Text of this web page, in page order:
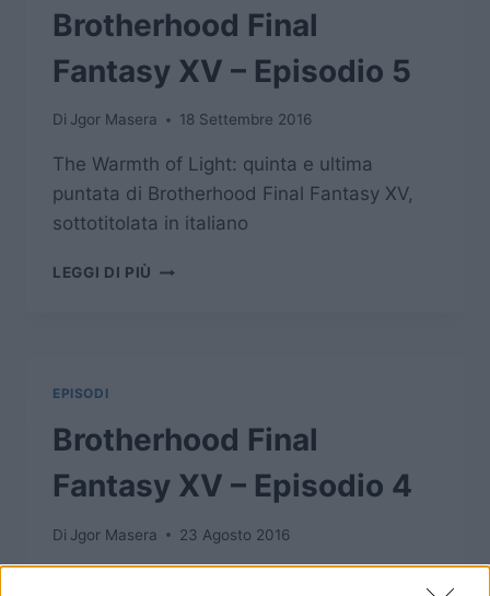
Brotherhood Final
Fantasy XV – Episodio 5
Di Jgor Masera 18 Settembre 2016
The Warmth of Light: quinta e ultima
puntata di Brotherhood Final Fantasy XV,
sottotitolata in italiano
LEGGI DI PIÙ BROTHERHOOD
EPISODI
Brotherhood Final
Fantasy XV – Episodio 4
Di Jgor Masera 23 Agosto 2016